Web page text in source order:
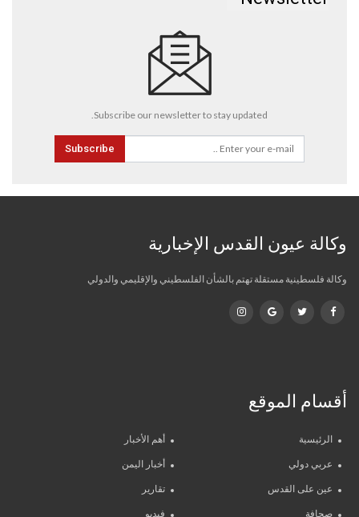
Subscribe our newsletter to stay updated.
Subscribe
وكالة عيون القدس الإخبارية
وكالة فلسطينية مستقلة تهتم بالشأن الفلسطيني والإقليمي والدولي
أقسام الموقع
الرئيسية أهم الأخبار
عربي دولي أخبار اليمن
عين على القدس تقارير
صحافة فيديو